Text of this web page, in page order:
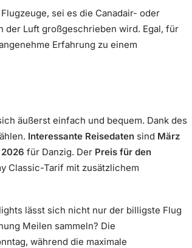
sei es die Canadair- oder
der Luft großgeschrieben wird. Egal, für
Erfahrung zu einem
äußerst einfach und bequem. Dank des
Interessante Reisedaten sind März
für Danzig. Der Preis für den
Classic-Tarif mit zusätzlichem
lässt sich nicht nur der billigste Flug
Meilen sammeln? Die
während die maximale